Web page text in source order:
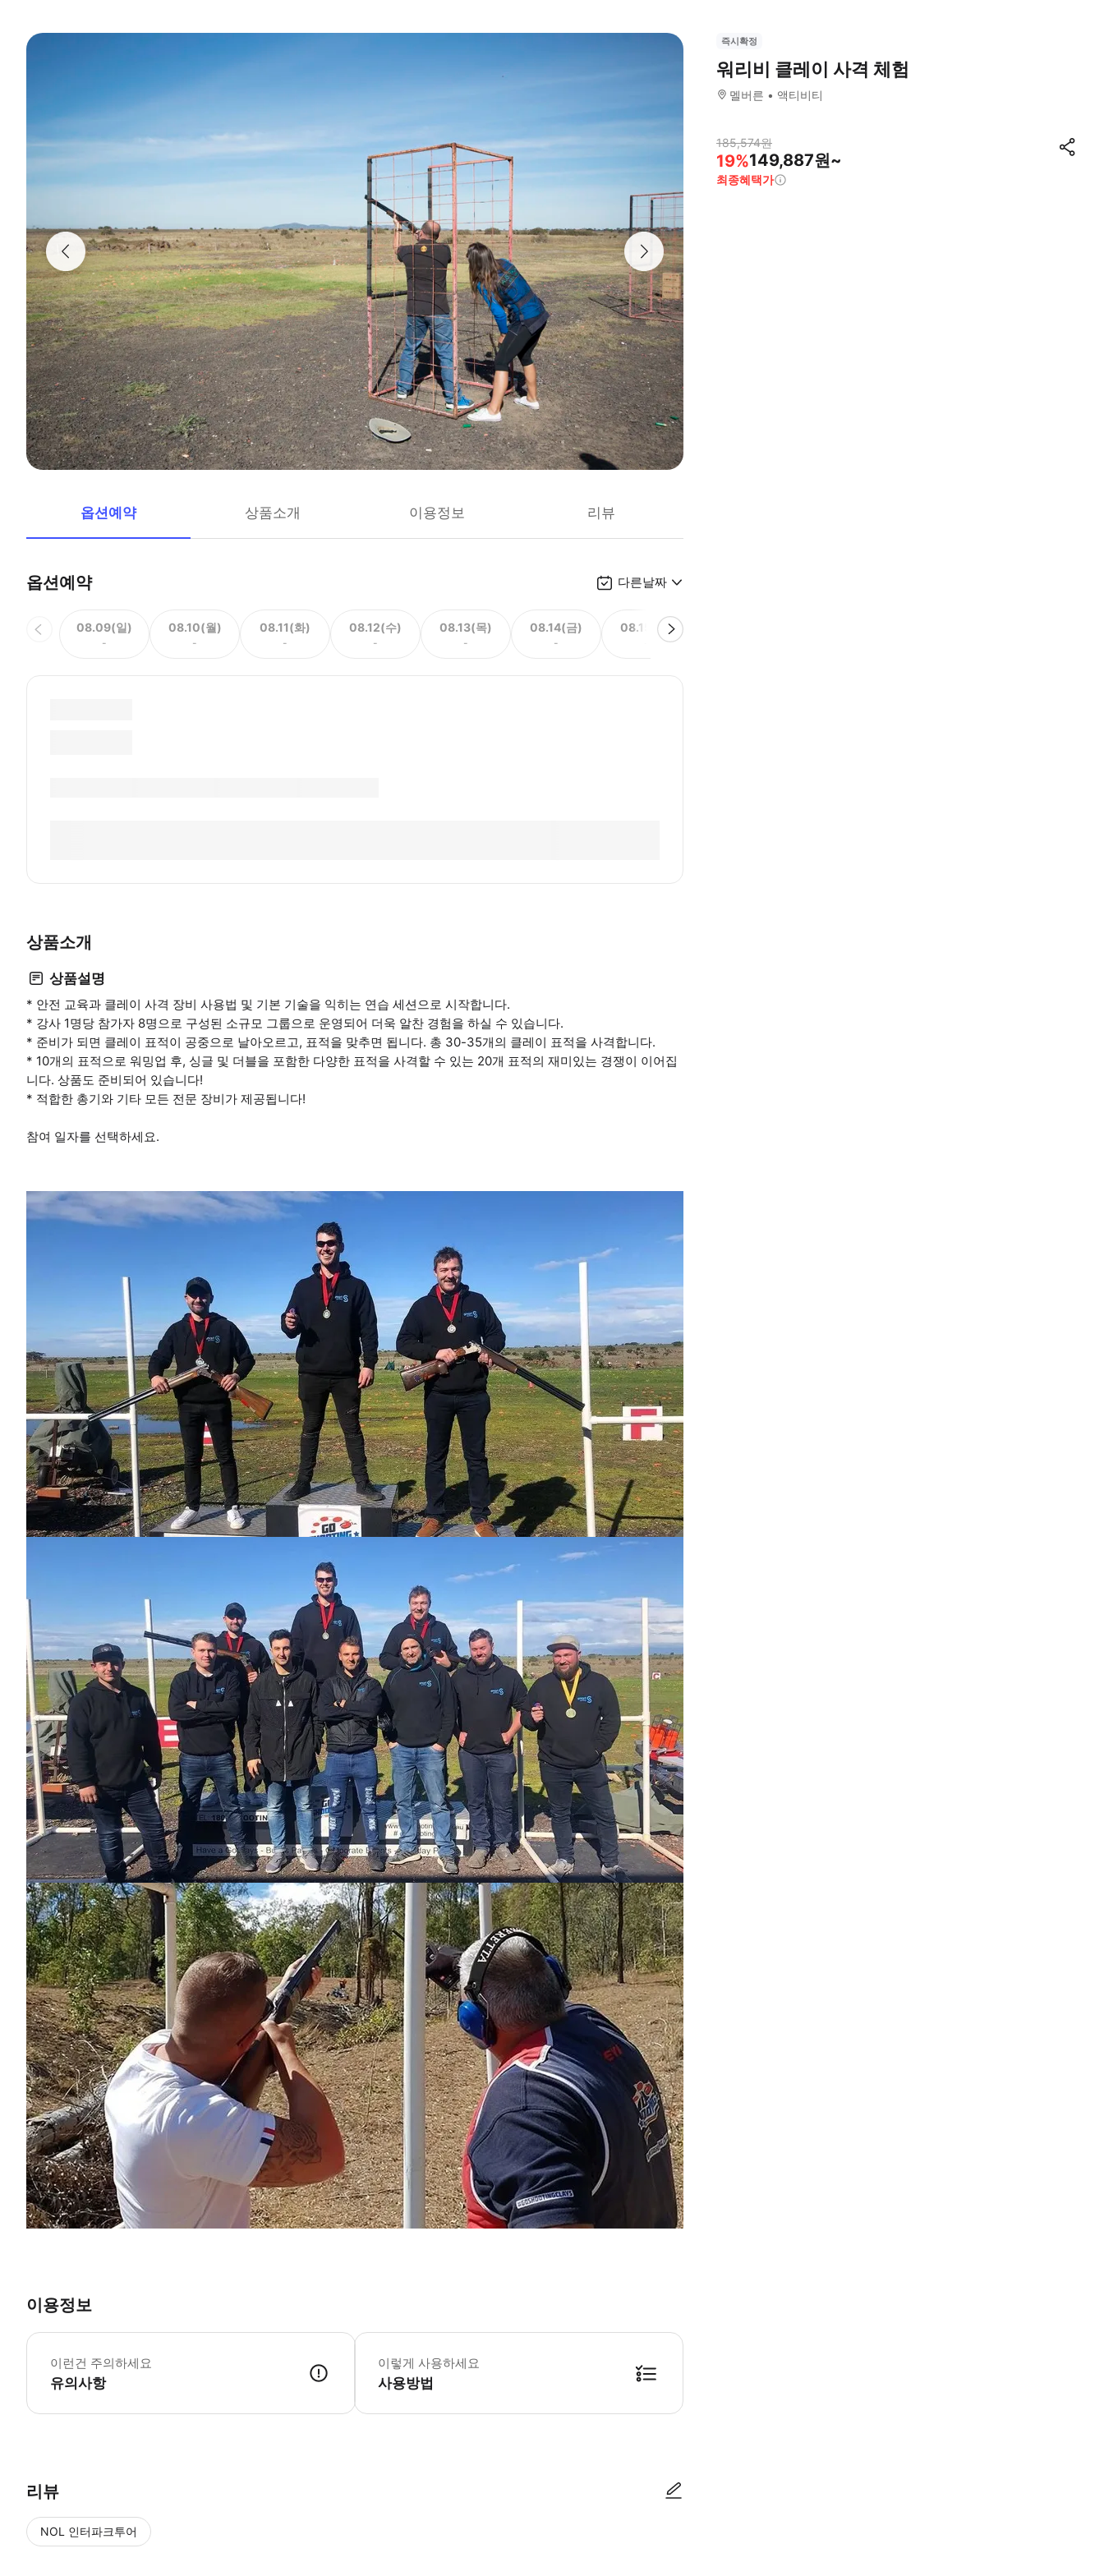
옵션예약 상품소개 이용정보 리뷰
옵션예약 다른날짜
08.09(일)
-
08.10(월)
-
08.11(화)
-
08.12(수)
-
08.13(목)
-
08.14(금)
-
08.15(토)
상품소개
상품설명
* 안전 교육과 클레이 사격 장비 사용법 및 기본 기술을 익히는 연습 세션으로 시작합니다.
* 강사 1명당 참가자 8명으로 구성된 소규모 그룹으로 운영되어 더욱 알찬 경험을 하실 수 있습니다.
* 준비가 되면 클레이 표적이 공중으로 날아오르고, 표적을 맞추면 됩니다. 총 30-35개의 클레이 표적을 사격합니다.
* 10개의 표적으로 워밍업 후, 싱글 및 더블을 포함한 다양한 표적을 사격할 수 있는 20개 표적의 재미있는 경쟁이 이어집
니다. 상품도 준비되어 있습니다!
* 적합한 총기와 기타 모든 전문 장비가 제공됩니다!
참여 일자를 선택하세요.
이용정보
이런건 주의하세요
유의사항
이렇게 사용하세요
사용방법
리뷰
NOL 인터파크투어
즉시확정
워리비 클레이 사격 체험
멜버른 액티비티
185,574원
19%149,887원~
최종혜택가